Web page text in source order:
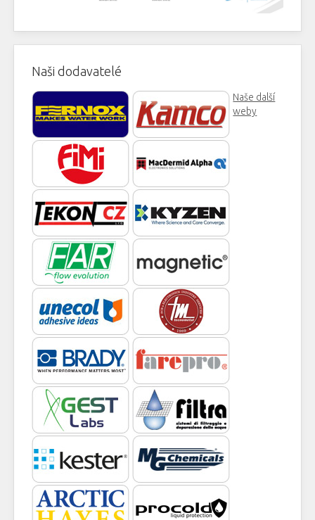
Naši dodavatelé
Naše další
weby